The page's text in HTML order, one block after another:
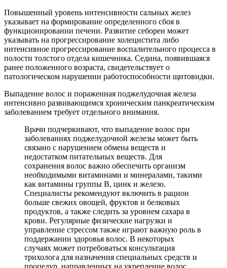
Повышенный уровень интенсивности сальных желез
указывает на формирование определенного сбоя в
функционировании печени. Развитие себореи может
указывать на прогрессирование холецистита либо
интенсивное прогрессирование воспалительного процесса в
полости толстого отдела кишечника. Седина, появившаяся
ранее положенного возраста, свидетельствует о
патологическом нарушении работоспособности щитовидки.
Выпадение волос и пораженная поджелудочная железа
интенсивно развивающимся хроническим панкреатическим
заболеванием требует отдельного внимания.
Врачи подчеркивают, что выпадение волос при
заболеваниях поджелудочной железы может быть
связано с нарушением обмена веществ и
недостатком питательных веществ. Для
сохранения волос важно обеспечить организм
необходимыми витаминами и минералами, такими
как витамины группы B, цинк и железо.
Специалисты рекомендуют включить в рацион
больше свежих овощей, фруктов и белковых
продуктов, а также следить за уровнем сахара в
крови. Регулярные физические нагрузки и
управление стрессом также играют важную роль в
поддержании здоровья волос. В некоторых
случаях может потребоваться консультация
трихолога для назначения специальных средств и
процедур, направленных на укрепление волос.